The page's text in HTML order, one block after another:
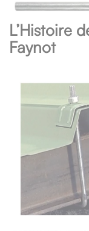
L’Histoire
Faynot